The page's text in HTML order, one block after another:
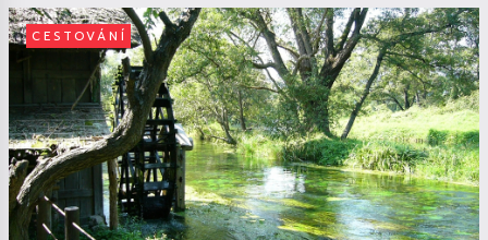
CESTOVÁNÍ